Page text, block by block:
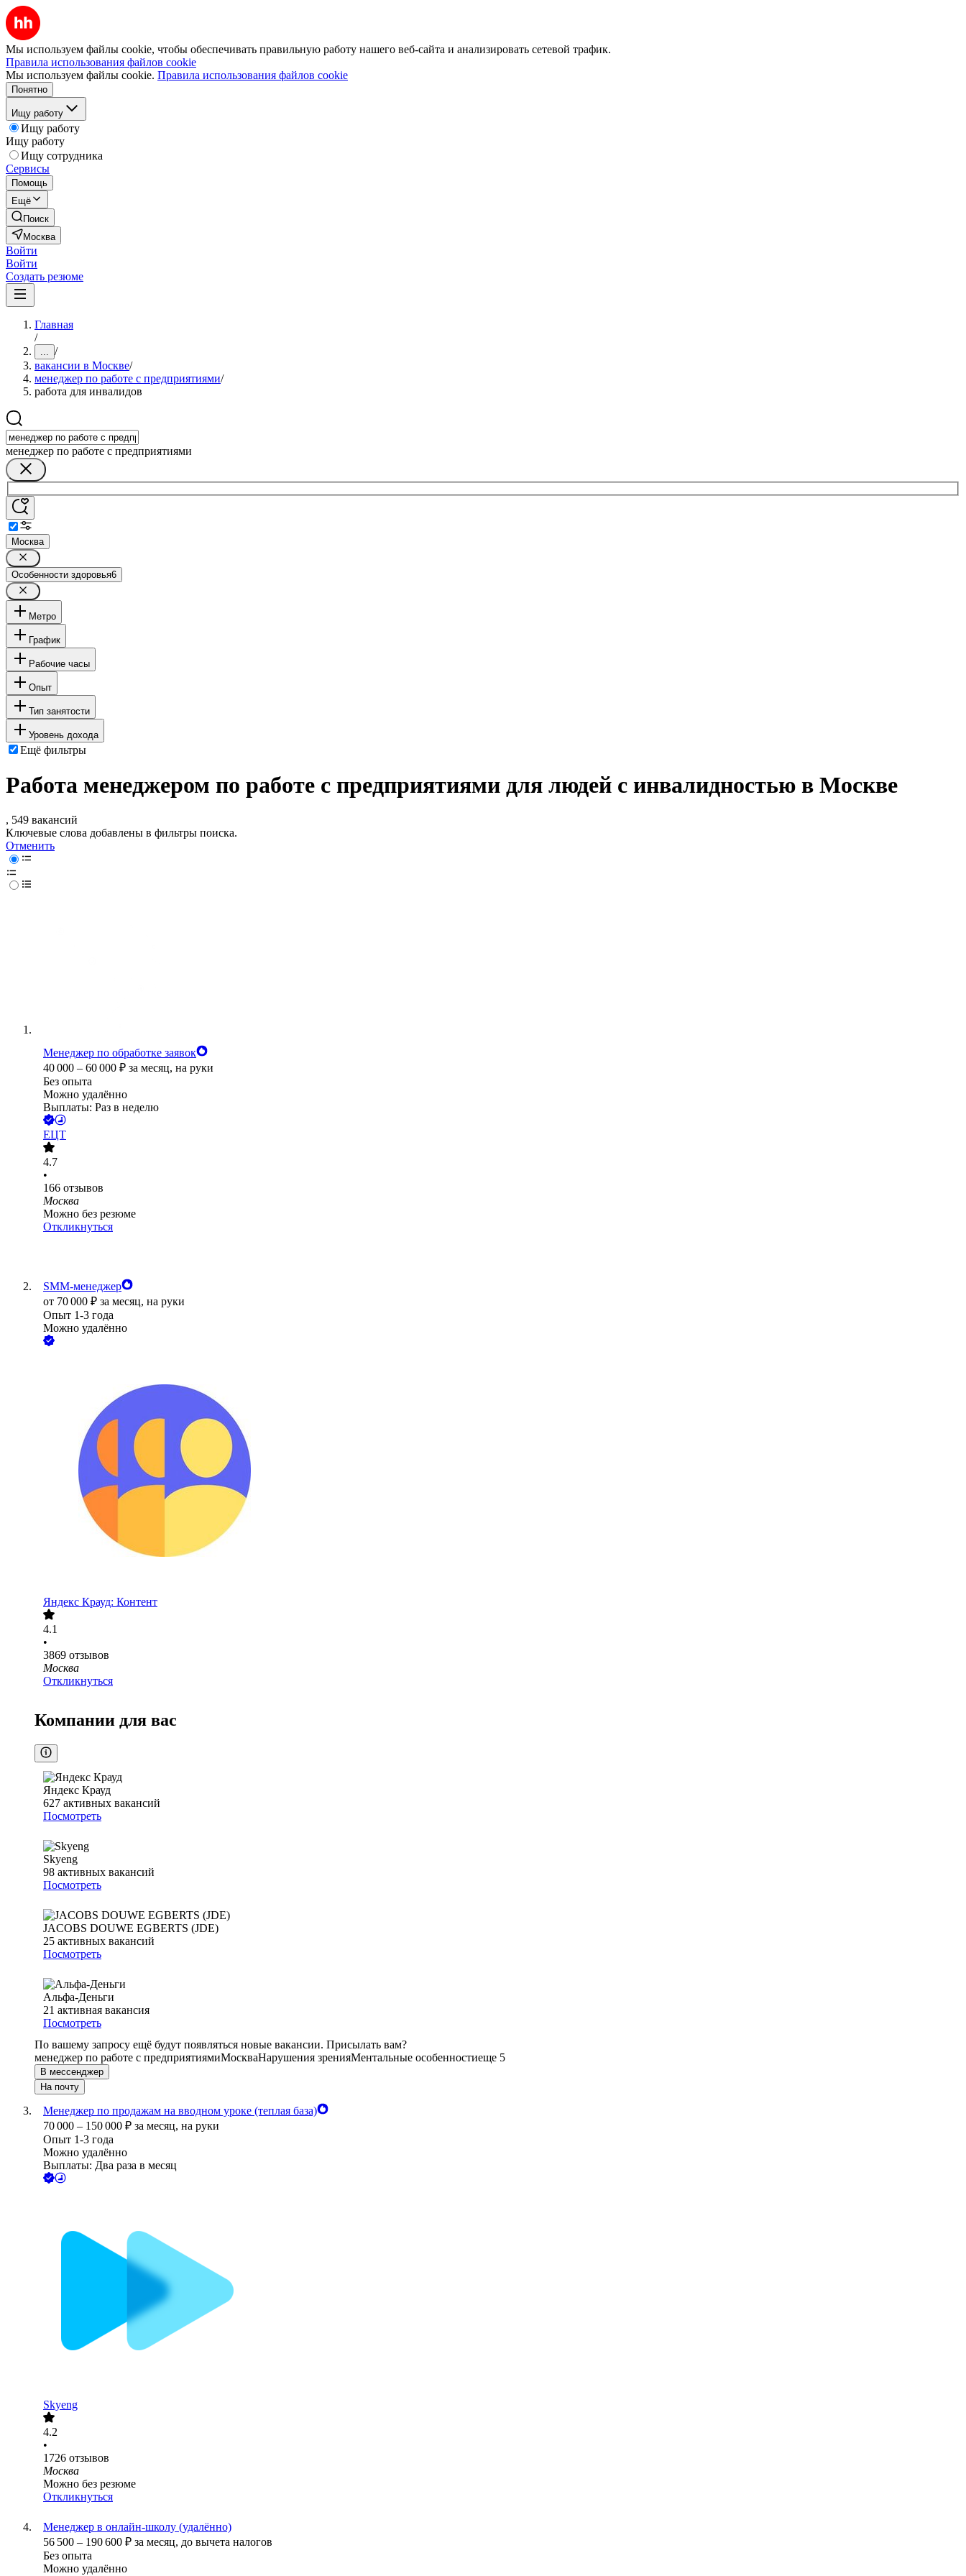
Мы используем файлы cookie, чтобы обеспечивать правильную работу нашего веб-сайта и анализировать сетевой трафик.
Правила использования файлов cookie
Мы используем файлы cookie. Правила использования файлов cookie
Понятно
Ищу работу
Ищу работу
Ищу работу
Ищу сотрудника
Сервисы
Помощь
Ещё
Поиск
Москва
Войти
Войти
Создать резюме
Главная
/
... /
вакансии в Москве/
менеджер по работе с предприятиями/
работа для инвалидов
менеджер по работе с предприятиями
Москва
Особенности здоровья6
Метро
График
Рабочие часы
Опыт
Тип занятости
Уровень дохода
Ещё фильтры
Работа менеджером по работе с предприятиями для людей с инвалидностью в Москве
, 549 вакансий
Ключевые слова добавлены в фильтры поиска.
Отменить
Менеджер по обработке заявок
40 000 – 60 000 ₽ за месяц, на руки
Без опыта
Можно удалённо
Выплаты: Раз в неделю
ЕЦТ
4.7
•
166 отзывов
Москва
Можно без резюме
Откликнуться
SMM-менеджер
от 70 000 ₽ за месяц, на руки
Опыт 1-3 года
Можно удалённо
Яндекс Крауд: Контент
4.1
•
3869 отзывов
Москва
Откликнуться
Компании для вас
Яндекс Крауд
627 активных вакансий
Посмотреть
Skyeng
98 активных вакансий
Посмотреть
JACOBS DOUWE EGBERTS (JDE)
25 активных вакансий
Посмотреть
Альфа-Деньги
21 активная вакансия
Посмотреть
По вашему запросу ещё будут появляться новые вакансии. Присылать вам?
менеджер по работе с предприятиямиМоскваНарушения зренияМентальные особенностиеще 5
В мессенджер
На почту
Менеджер по продажам на вводном уроке (теплая база)
70 000 – 150 000 ₽ за месяц, на руки
Опыт 1-3 года
Можно удалённо
Выплаты: Два раза в месяц
Skyeng
4.2
•
1726 отзывов
Москва
Можно без резюме
Откликнуться
Менеджер в онлайн-школу (удалённо)
56 500 – 190 600 ₽ за месяц, до вычета налогов
Без опыта
Можно удалённо